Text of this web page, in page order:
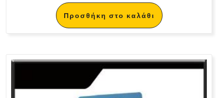
Προσθήκη στο καλάθι